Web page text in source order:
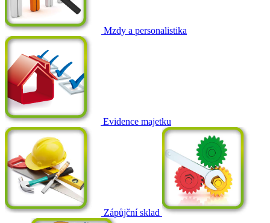
Mzdy a personalistika
Evidence majetku
Zápůjční sklad